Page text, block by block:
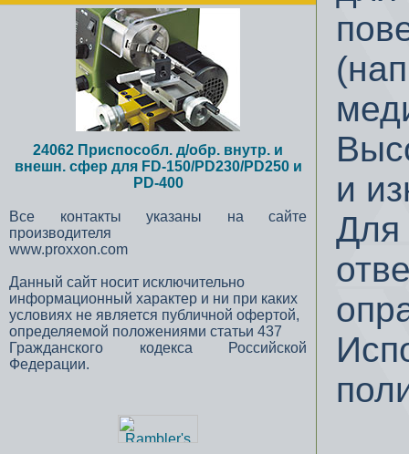
24062 Приспособл. д/обр. внутр. и
внешн. сфер для FD-150/PD230/PD250 и
PD-400
Все контакты указаны на сайте
производителя
www.proxxon.com
Данный сайт носит исключительно
информационный характер и ни при каких
условиях не является публичной офертой,
определяемой положениями статьи 437
Гражданского кодекса Российской
Федерации.
и
Для